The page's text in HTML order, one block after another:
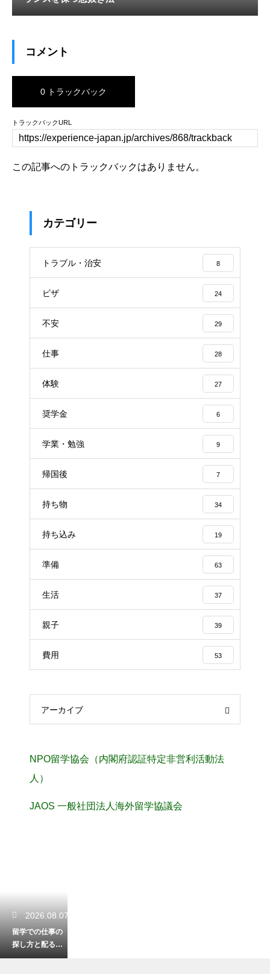
コメント
0 トラックバック
トラックバックURL
この記事へのトラックバックはありません。
カテゴリー
トラブル・治安 8
ビザ 24
不安 29
仕事 28
体験 27
奨学金 6
学業・勉強 9
帰国後 7
持ち物 34
持ち込み 19
準備 63
生活 37
親子 39
費用 53
アーカイブ
NPO留学協会（内閣府認証特定非営利活動法
人）
JAOS 一般社団法人海外留学協議会
2026.08.07
留学での仕事の
探し方と配るレ
ジュメの枚数の